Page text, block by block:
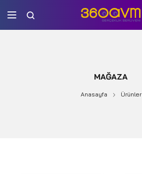
MAĞAZA
Anasayfa Ürünler